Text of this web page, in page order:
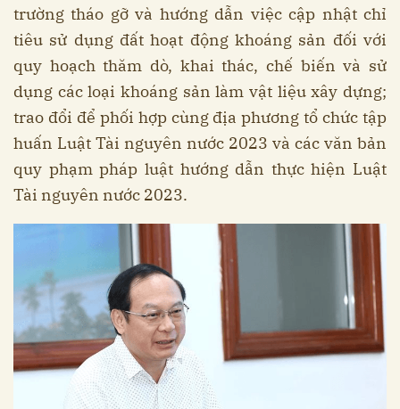
trường tháo gỡ và hướng dẫn việc cập nhật chỉ
tiêu sử dụng đất hoạt động khoáng sản đối với
quy hoạch thăm dò, khai thác, chế biến và sử
dụng các loại khoáng sản làm vật liệu xây dựng;
trao đổi để phối hợp cùng địa phương tổ chức tập
huấn Luật Tài nguyên nước 2023 và các văn bản
quy phạm pháp luật hướng dẫn thực hiện Luật
Tài nguyên nước 2023.